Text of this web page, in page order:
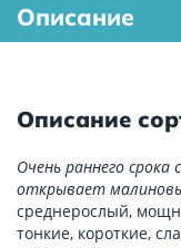
Описание
Описание
Очень раннего
открывает
среднерослый,
тонкие, короткие,